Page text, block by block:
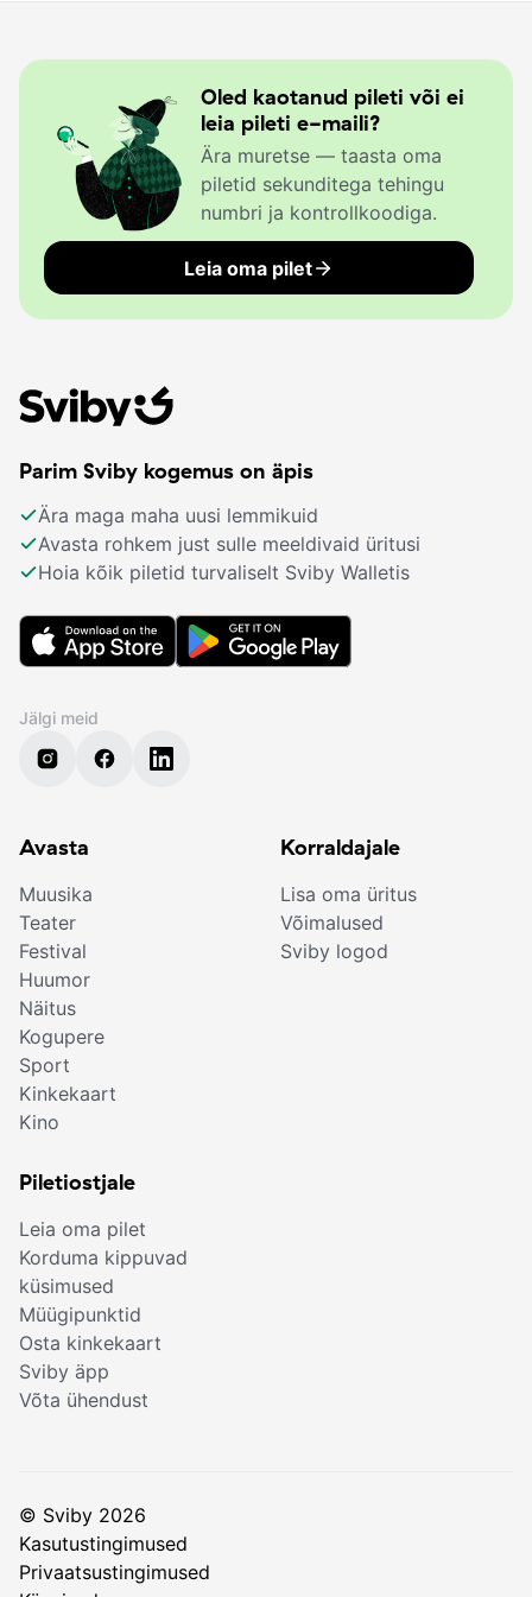
Oled kaotanud pileti või ei
leia pileti e-maili?
Ära muretse — taasta oma
piletid sekunditega tehingu
numbri ja kontrollkoodiga.
Leia oma pilet
Parim Sviby kogemus on äpis
Ära maga maha uusi lemmikuid
Avasta rohkem just sulle meeldivaid üritusi
Hoia kõik piletid turvaliselt Sviby Walletis
Jälgi meid
Avasta
Muusika
Teater
Festival
Huumor
Näitus
Kogupere
Sport
Kinkekaart
Kino
Korraldajale
Lisa oma üritus
Võimalused
Sviby logod
Piletiostjale
Leia oma pilet
Korduma kippuvad
küsimused
Müügipunktid
Osta kinkekaart
Sviby äpp
Võta ühendust
© Sviby 2026
Kasutustingimused
Privaatsustingimused